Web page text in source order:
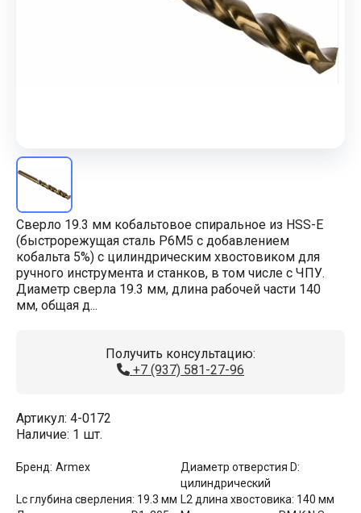
Сверло 19.3 мм кобальтовое спиральное из HSS-E
(быстрорежущая сталь Р6М5 с добавлением
кобальта 5%) с цилиндрическим хвостовиком для
ручного инструмента и станков, в том числе с ЧПУ.
Диаметр сверла 19.3 мм, длина рабочей части 140
мм, общая д...
Получить консультацию:
+7 (937) 581-27-96
Артикул: 4-0172
Наличие: 1 шт.
Бренд: Armex
Диаметр отверстия D:
цилиндрический
Lс глубина сверления: 19.3 мм L2 длина хвостовика: 140 мм